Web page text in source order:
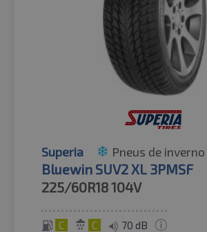
Superia Pneus de inverno
Bluewin SUV2 XL 3PMSF
225/60R18104V
C C 70 dB